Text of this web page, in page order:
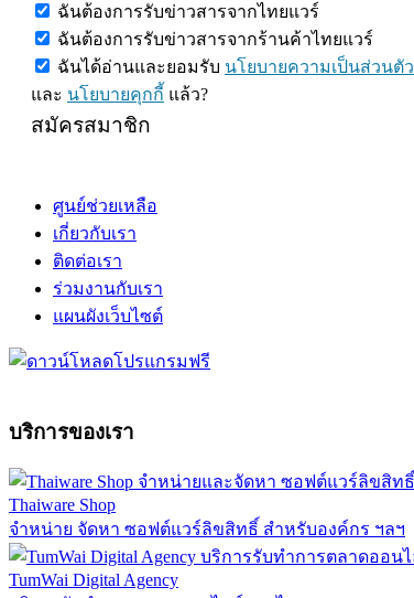
ฉันต้องการรับข่าวสารจากไทยแวร์
ฉันต้องการรับข่าวสารจากร้านค้าไทยแวร์
ฉันได้อ่านและยอมรับ นโยบายความเป็นส่วนตัว
และ นโยบายคุกกี้ แล้ว?
สมัครสมาชิก
ศูนย์ช่วยเหลือ
เกี่ยวกับเรา
ติดต่อเรา
ร่วมงานกับเรา
แผนผังเว็บไซต์
บริการของเรา
Thaiware Shop
จำหน่าย จัดหา ซอฟต์แวร์ลิขสิทธิ์ สำหรับองค์กร ฯลฯ
TumWai Digital Agency